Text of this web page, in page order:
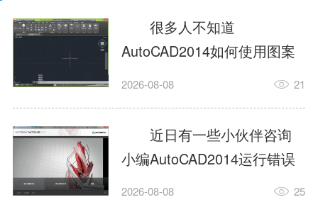
很多人不知道
AutoCAD2014如何使用图案
填充?今日为你们带来的文章
用图案填充的内容，还有不
清楚小伙伴和小编一起去学
习一下吧。1.打开
AutoCAD2014这款软件，进
2026-08-08 21
近日有一些小伙伴咨询
小编AutoCAD2014运行错误
怎么办?下面就为大家带来了
2026-08-08 25